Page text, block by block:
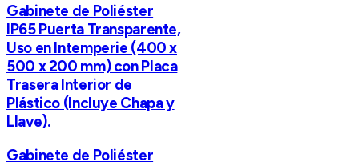
Gabinete de Poliéster
IP65 Puerta Transparente,
Uso en Intemperie (400 x
500 x 200 mm) con Placa
Trasera Interior de
Plástico (Incluye Chapa y
Llave).
Gabinete de Poliéster